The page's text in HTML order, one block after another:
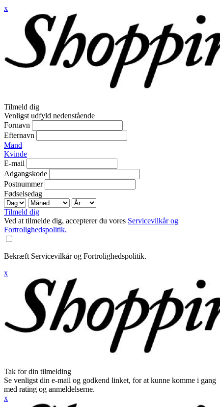
x
Tilmeld dig
Venligst udfyld nedenstående
Fornavn
Efternavn
Mand
Kvinde
E-mail
Adgangskode
Postnummer
Fødselsedag
Tilmeld dig
Ved at tilmelde dig, accepterer du vores Servicevilkår og
Fortrolighedspolitik.
Bekræft Servicevilkår og Fortrolighedspolitik.
x
Tak for din tilmelding
Se venligst din e-mail og godkend linket, for at kunne komme i gang
med rating og anmeldelserne.
x